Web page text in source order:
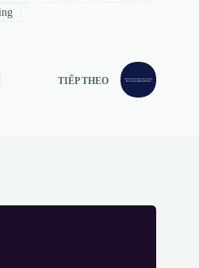
TIẾP THEO